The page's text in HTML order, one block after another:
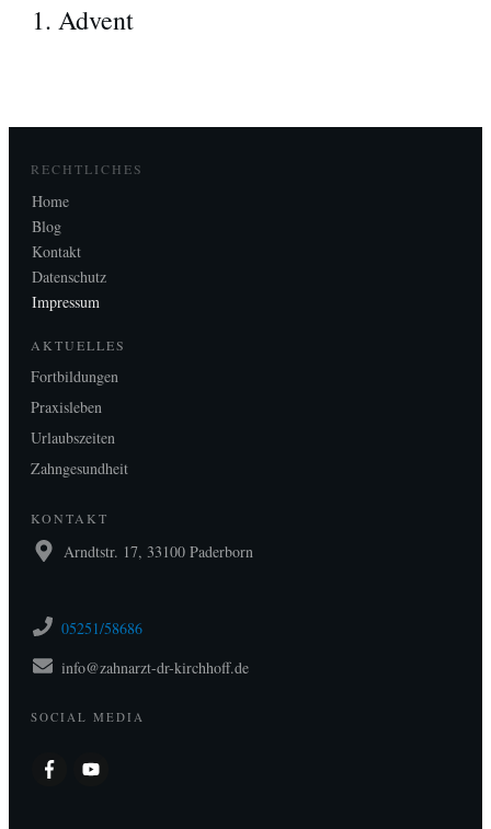
1. Advent
RECHTLICHES
Home
Blog
Kontakt
Datenschutz
Impressum
AKTUELLES
Fortbildungen
Praxisleben
Urlaubszeiten
Zahngesundheit
KONTAKT
Arndtstr. 17, 33100 Paderborn
05251/58686
info@zahnarzt-dr-kirchhoff.de
SOCIAL MEDIA